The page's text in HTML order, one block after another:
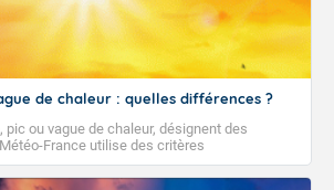
de chaleur : quelles différences ?
ou vague de chaleur, désignent des
France utilise des critères
et qualifier les épisodes de chaleur qui
sanitaires et socio-économiques